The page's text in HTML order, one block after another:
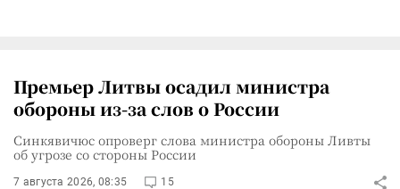
Премьер Литвы осадил министра
обороны из-за слов о России
Синкявичюс опроверг слова министра обороны Ливты
об угрозе со стороны России
7 августа 2026, 08:35 15